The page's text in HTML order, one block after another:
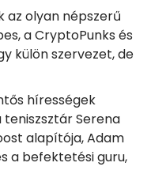
az olyan népszerű
a CryptoPunks és
külön szervezet, de
hírességek
Serena
alapítója, Adam
a befektetési guru,